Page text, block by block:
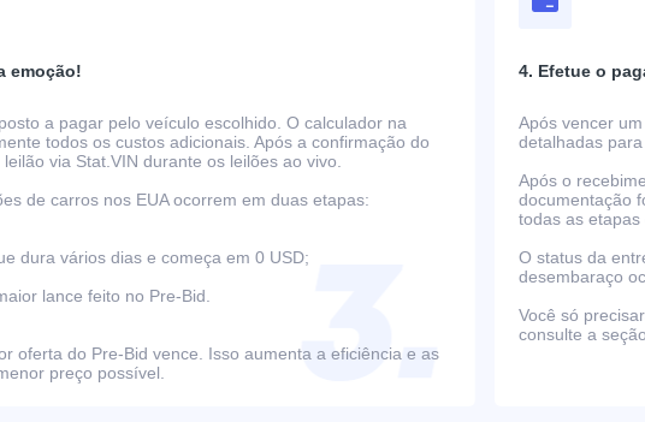
emoção!
a pagar pelo veículo escolhido. O calculador na
todos os custos adicionais. Após a confirmação do
via Stat.VIN durante os leilões ao vivo.
de carros nos EUA ocorrem em duas etapas:
dura vários dias e começa em 0 USD;
lance feito no Pre-Bid.
oferta do Pre-Bid vence. Isso aumenta a eficiência e as
preço possível.
4. Efetue o
Após vencer
detalhadas
Após o
documentação
todas as etapas
O status da
desembaraço
Você só
consulte a seção